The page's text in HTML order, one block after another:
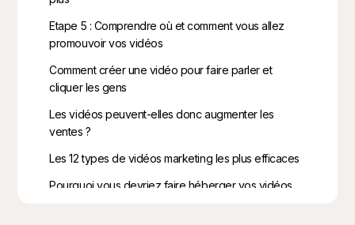
Etape 5 : Comprendre où et comment vous allez
promouvoir vos vidéos
Comment créer une vidéo pour faire parler et
cliquer les gens
Les vidéos peuvent-elles donc augmenter les
ventes ?
Les 12 types de vidéos marketing les plus efficaces
Pourquoi vous devriez faire héberger vos vidéos